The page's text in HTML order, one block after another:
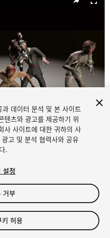
24
데이터 분석 및 본 사이트
텐츠와 광고를 제공하기 위
사 사이트에 대한 귀하의 사
고 및 분석 협력사와 공유
.
설정
거부
키 허용